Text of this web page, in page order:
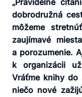
„Pravidelné
dobrodružná
môžeme
zaujímavé
a porozumenie.
k organizácii
Vráťme knihy do
niečo nové